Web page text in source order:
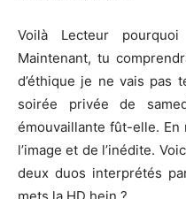
Voilà Lecteur
Maintenant, tu
d’éthique je ne vais pas
soirée privée de
émouvaillante fût-elle.
l’image et de l’inédite.
deux duos interprétés